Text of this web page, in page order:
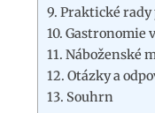
Praktické rady
Gastronomie
Náboženské
Otázky a
Souhrn